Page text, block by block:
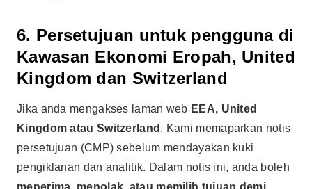
6. Persetujuan untuk pengguna di
Kawasan Ekonomi Eropah, United
Kingdom dan Switzerland
Jika anda mengakses laman web EEA, United
Kingdom atau Switzerland , Kami memaparkan notis
persetujuan (CMP) sebelum mendayakan kuki
pengiklanan dan analitik. Dalam notis ini, anda boleh
menerima, menolak, atau memilih tujuan demi